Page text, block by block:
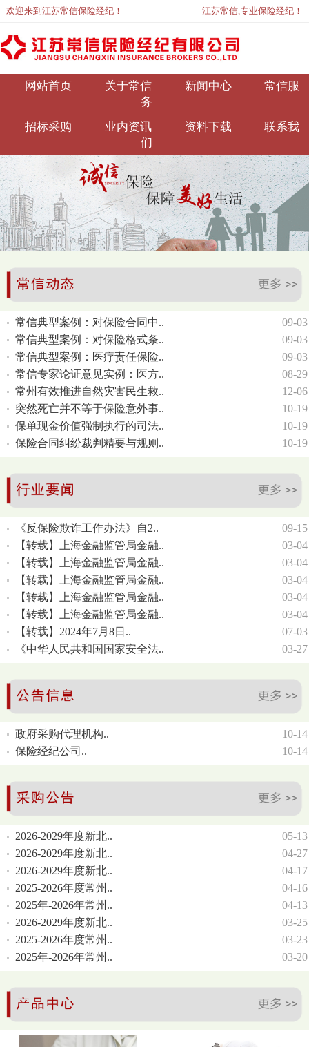
欢迎来到江苏常信保险经纪！ 江苏常信,专业保险经纪！
网站首页 关于常信 新闻中心
常信服
务
招标采购
| 业内资讯 | 资料下载 |
联系我
们
常信典型案例：对保险合同中..
09-03
常信典型案例：对保险格式条..
09-03
常信典型案例：医疗责任保险..
09-03
常信专家论证意见实例：医方..
08-29
常州有效推进自然灾害民生救..
12-06
突然死亡并不等于保险意外事..
10-19
保单现金价值强制执行的司法..
10-19
保险合同纠纷裁判精要与规则..
10-19
《反保险欺诈工作办法》自2..
09-15
【转载】上海金融监管局金融..
03-04
【转载】上海金融监管局金融..
03-04
【转载】上海金融监管局金融..
03-04
【转载】上海金融监管局金融..
03-04
【转载】上海金融监管局金融..
03-04
【转载】2024年7月8日..
07-03
《中华人民共和国国家安全法..
03-27
政府采购代理机构..
10-14
保险经纪公司..
10-14
2026-2029年度新北..
05-13
2026-2029年度新北..
04-27
2026-2029年度新北..
04-17
2025-2026年度常州..
04-16
2025年-2026年常州..
04-13
2026-2029年度新北..
03-25
2025-2026年度常州..
03-23
2025年-2026年常州..
03-20